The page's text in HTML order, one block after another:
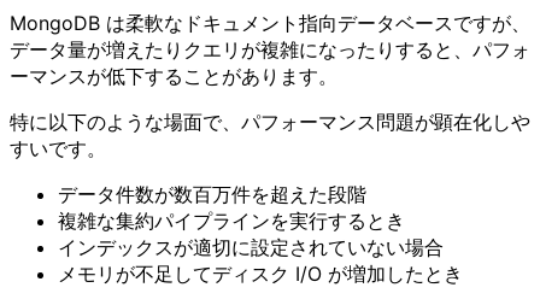
MongoDB は柔軟なドキュメント指向データベースですが、
データ量が増えたりクエリが複雑になったりすると、パフォ
ーマンスが低下することがあります。
特に以下のような場面で、パフォーマンス問題が顕在化しや
すいです。
データ件数が数百万件を超えた段階
複雑な集約パイプラインを実行するとき
インデックスが適切に設定されていない場合
メモリが不足してディスク I/O が増加したとき